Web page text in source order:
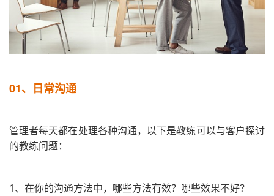
01、 日常沟通
管理者每天都在处理各种沟通，以下是教练可以与客户探讨
的教练问题：
1、在你的沟通方法中，哪些方法有效？哪些效果不好？